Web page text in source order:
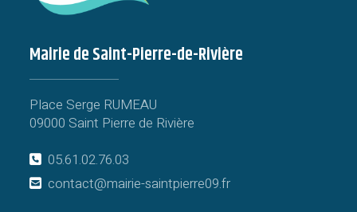
Mairie de Saint-Pierre-de-Rivière
Place Serge RUMEAU
09000 Saint Pierre de Rivière
05.61.02.76.03
contact@mairie-saintpierre09.fr